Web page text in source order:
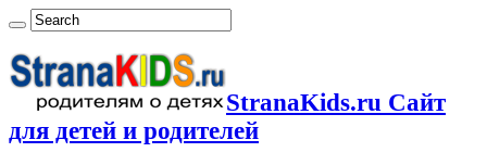
StranaKids.ru Сайт
для детей и родителей